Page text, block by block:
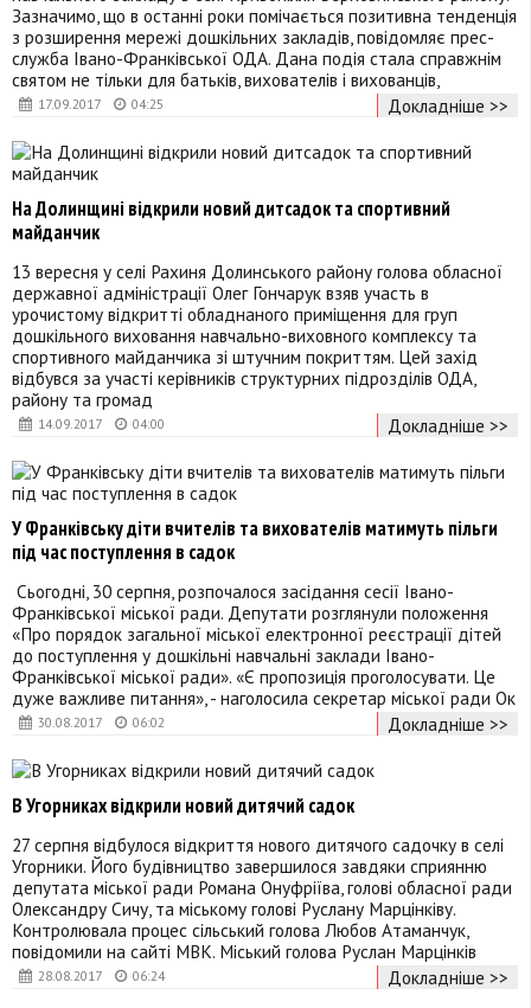
17.09.2017 04:25
Зазначимо, що в останні роки помічається позитивна тенденція
з розширення мережі дошкільних закладів, повідомляє прес-
служба Івано-Франківської ОДА. Дана подія стала справжнім
святом не тільки для батьків, вихователів і вихованців,
Докладніше >>
14.09.2017 04:00
На Долинщині відкрили новий дитсадок та спортивний
майданчик
13 вересня у селі Рахиня Долинського району голова обласної
державної адміністрації Олег Гончарук взяв участь в
урочистому відкритті обладнаного приміщення для груп
дошкільного виховання навчально-виховного комплексу та
спортивного майданчика зі штучним покриттям. Цей захід
відбувся за участі керівників структурних підрозділів ОДА,
району та громад
Докладніше >>
30.08.2017 06:02
У Франківську діти вчителів та вихователів матимуть пільги
під час поступлення в садок
Сьогодні, 30 серпня, розпочалося засідання сесії Івано-
Франківської міської ради. Депутати розглянули положення
«Про порядок загальної міської електронної реєстрації дітей
до поступлення у дошкільні навчальні заклади Івано-
Франківської міської ради». «Є пропозиція проголосувати. Це
дуже важливе питання», - наголосила секретар міської ради Ок
Докладніше >>
28.08.2017 06:24
В Угорниках відкрили новий дитячий садок
27 серпня відбулося відкриття нового дитячого садочку в селі
Угорники. Його будівництво завершилося завдяки сприянню
депутата міської ради Романа Онуфріїва, голові обласної ради
Олександру Сичу, та міському голові Руслану Марцінківу.
Контролювала процес сільський голова Любов Атаманчук,
повідомили на сайті МВК. Міський голова Руслан Марцінків
Докладніше >>